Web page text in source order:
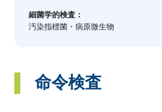
細菌学的検査：
汚染指標菌・病原微生物
命令検査